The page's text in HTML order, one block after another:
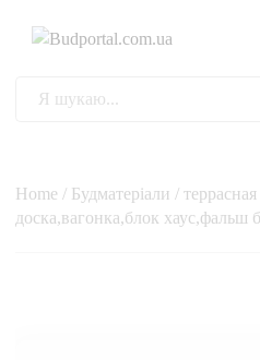
Home / Будматеріали /
доска,вагонка,блок хаус,фальш